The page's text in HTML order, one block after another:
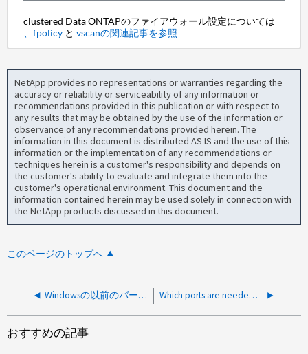
clustered Data ONTAPのファイアウォール設定については
、fpolicy と vscanの関連記事を参照
NetApp provides no representations or warranties regarding the
accuracy or reliability or serviceability of any information or
recommendations provided in this publication or with respect to
any results that may be obtained by the use of the information or
observance of any recommendations provided herein. The
information in this document is distributed AS IS and the use of this
information or the implementation of any recommendations or
techniques herein is a customer's responsibility and depends on
the customer's ability to evaluate and integrate them into the
customer's operational environment. This document and the
information contained herein may be used solely in connection with
the NetApp products discussed in this document.
このページのトップへ
Windowsの以前のバージョンを使用してリストアされるファイルには、どのような権限がありますか。 Which ports are needed to run fpolicy though a firewall
おすすめの記事